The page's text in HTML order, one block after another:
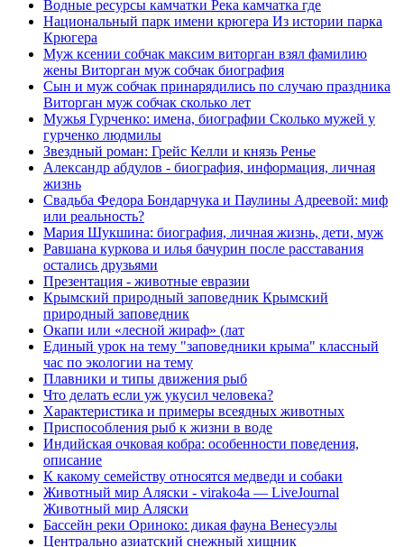
Водные ресурсы камчатки Река камчатка где
Национальный парк имени крюгера Из истории парка
Крюгера
Муж ксении собчак максим виторган взял фамилию
жены Виторган муж собчак биография
Сын и муж собчак принарядились по случаю праздника
Виторган муж собчак сколько лет
Мужья Гурченко: имена, биографии Сколько мужей у
гурченко людмилы
Звездный роман: Грейс Келли и князь Ренье
Александр абдулов - биография, информация, личная
жизнь
Свадьба Федора Бондарчука и Паулины Адреевой: миф
или реальность?
Мария Шукшина: биография, личная жизнь, дети, муж
Равшана куркова и илья бачурин после расставания
остались друзьями
Презентация - животные евразии
Крымский природный заповедник Крымский
природный заповедник
Окапи или «лесной жираф» (лат
Единый урок на тему "заповедники крыма" классный
час по экологии на тему
Плавники и типы движения рыб
Что делать если уж укусил человека?
Характеристика и примеры всеядных животных
Приспособления рыб к жизни в воде
Индийская очковая кобра: особенности поведения,
описание
К какому семейству относятся медведи и собаки
Животный мир Аляски - virako4a — LiveJournal
Животный мир Аляски
Бассейн реки Ориноко: дикая фауна Венесуэлы
Центрально азиатский снежный хищник